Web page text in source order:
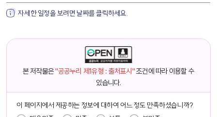
자세한 일정을 보려면 날짜를 클릭하세요.
본 저작물은"공공누리 제1유형 : 출처표시"조건에 따라 이용할 수
있습니다.
이 페이지에서 제공하는 정보에 대하여 어느 정도 만족하셨습니까?